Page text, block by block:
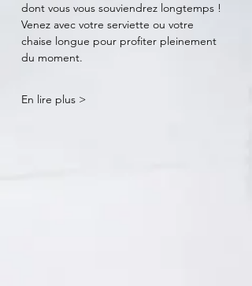
dont vous vous souviendrez longtemps !
Venez avec votre serviette ou votre
chaise longue pour profiter pleinement
du moment.
En lire plus >